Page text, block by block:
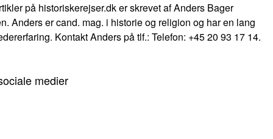
på historiskerejser.dk er skrevet af Anders Bager
Anders er cand. mag. i historie og religion og har en lang
Kontakt Anders på tlf.: Telefon: +45 20 93 17 14.
medier